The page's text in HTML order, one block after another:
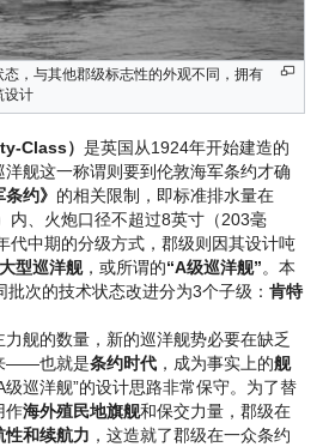
，与其他郡级标志性的外观不同，拥有
设计
Class） 是英国从1924年开始建造的
舰这一称谓则要到伦敦海军条约才确
约》 的相关限制，即标准排水量在
内、火炮口径不超过8英寸（203毫
代中期的分级方式，郡级则因其设计吨
型巡洋舰，或所谓的“A级巡洋舰”。本
批次的技术状态改进分为3个子级： 肯特
舰的数量，新的巡洋舰势必要在缺乏
——也就是条约时代 ，成为事实上的舰
级巡洋舰”的设计思路非常保守。为了替
作海外殖民地旗舰和保交力量，郡级在
性和续航力 ，这造就了郡级在一众条约